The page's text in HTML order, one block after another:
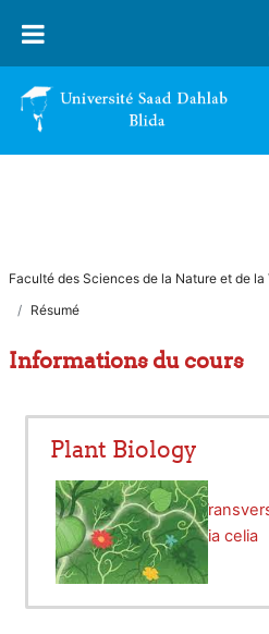
Faculté des Sciences de la Nature et de la
Résumé
Informations du cours
Plant Biology
Enseignant:FT S2
Enseignant:ouahchia celia